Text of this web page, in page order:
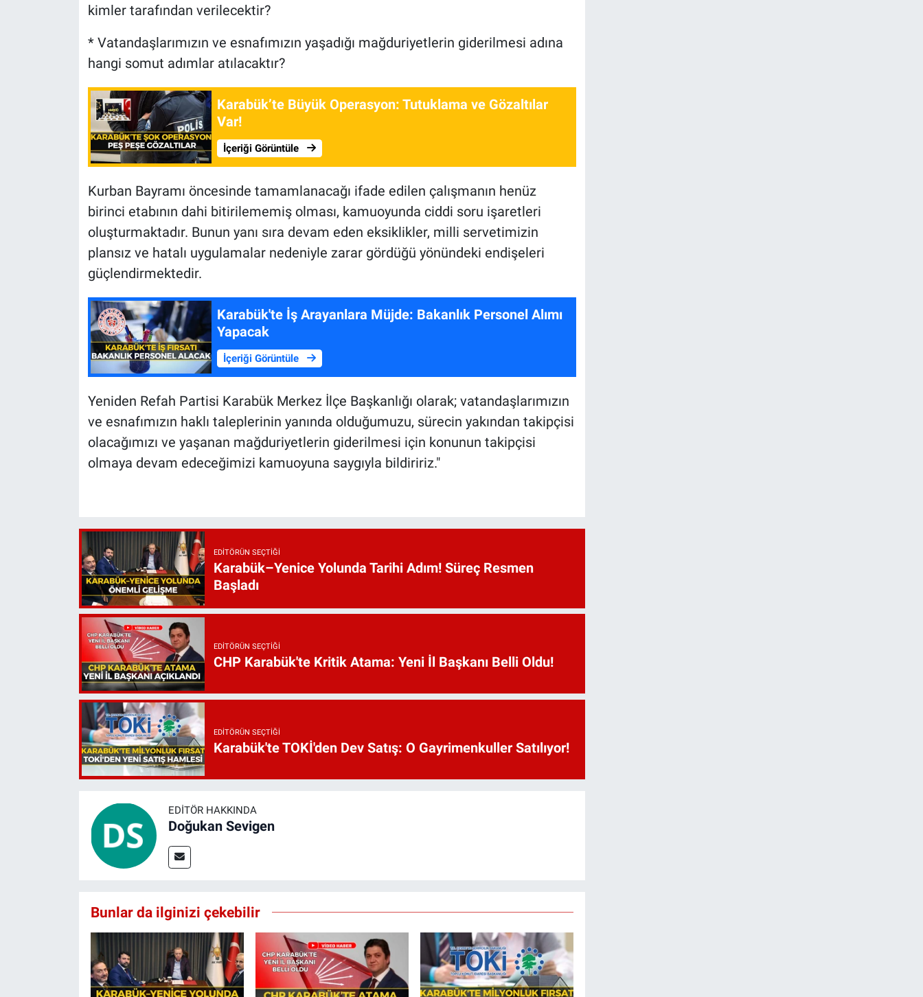
kimler tarafından verilecektir?
* Vatandaşlarımızın ve esnafımızın yaşadığı mağduriyetlerin giderilmesi adına
hangi somut adımlar atılacaktır?
Karabük’te Büyük Operasyon: Tutuklama ve Gözaltılar
Var!
İçeriği Görüntüle
Kurban Bayramı öncesinde tamamlanacağı ifade edilen çalışmanın henüz
birinci etabının dahi bitirilememiş olması, kamuoyunda ciddi soru işaretleri
oluşturmaktadır. Bunun yanı sıra devam eden eksiklikler, milli servetimizin
plansız ve hatalı uygulamalar nedeniyle zarar gördüğü yönündeki endişeleri
güçlendirmektedir.
Karabük'te İş Arayanlara Müjde: Bakanlık Personel Alımı
Yapacak
İçeriği Görüntüle
Yeniden Refah Partisi Karabük Merkez İlçe Başkanlığı olarak; vatandaşlarımızın
ve esnafımızın haklı taleplerinin yanında olduğumuzu, sürecin yakından takipçisi
olacağımızı ve yaşanan mağduriyetlerin giderilmesi için konunun takipçisi
olmaya devam edeceğimizi kamuoyuna saygıyla bildiririz."
EDITÖRÜN SEÇTIĞI
Karabük–Yenice Yolunda Tarihi Adım! Süreç Resmen
Başladı
EDITÖRÜN SEÇTIĞI
CHP Karabük'te Kritik Atama: Yeni İl Başkanı Belli Oldu!
EDITÖRÜN SEÇTIĞI
Karabük'te TOKİ'den Dev Satış: O Gayrimenkuller Satılıyor!
EDITÖR HAKKINDA
Doğukan Sevigen
Bunlar da ilginizi çekebilir